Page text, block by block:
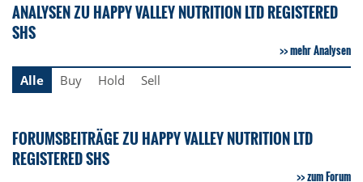
ANALYSEN ZU HAPPY VALLEY NUTRITION LTD REGISTERED
SHS
mehr Analysen
Alle
Buy Hold Sell
FORUMSBEITRÄGE ZU HAPPY VALLEY NUTRITION LTD
REGISTERED SHS
zum Forum